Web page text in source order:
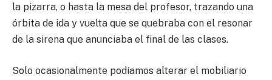
la pizarra, o hasta la mesa del profesor, trazando una
órbita de ida y vuelta que se quebraba con el resonar
de la sirena que anunciaba el final de las clases.
Solo ocasionalmente podíamos alterar el mobiliario